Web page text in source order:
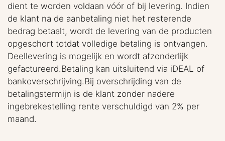
dient te worden voldaan vóór of bij levering. Indien
de klant na de aanbetaling niet het resterende
bedrag betaalt, wordt de levering van de producten
opgeschort totdat volledige betaling is ontvangen.
Deellevering is mogelijk en wordt afzonderlijk
gefactureerd.Betaling kan uitsluitend via iDEAL of
bankoverschrijving.Bij overschrijding van de
betalingstermijn is de klant zonder nadere
ingebrekestelling rente verschuldigd van 2% per
maand.